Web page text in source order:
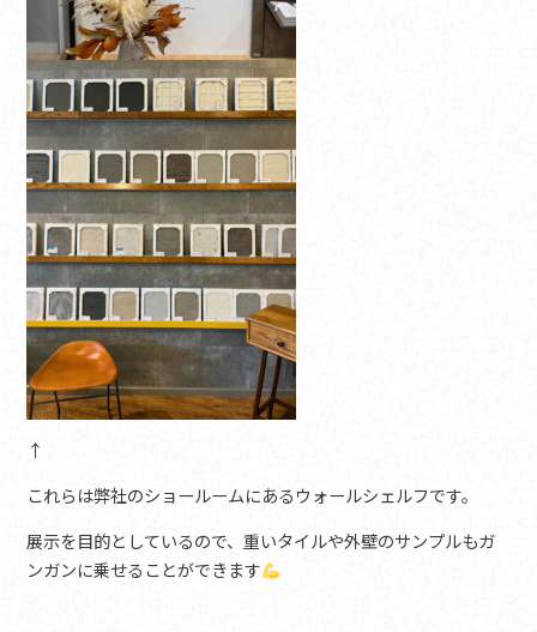
↑
これらは弊社のショールームにあるウォールシェルフです。
展示を目的としているので、重いタイルや外壁のサンプルもガ
ンガンに乗せることができます